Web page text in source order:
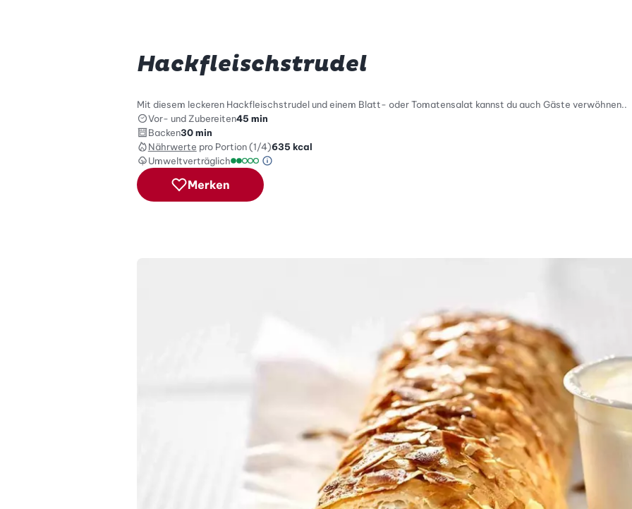
Hackfleischstrudel
Mit diesem leckeren Hackfleischstrudel und einem Blatt- oder Tomatensalat kannst du auch Gäste verwöhnen..
Vor- und Zubereiten45 min
Backen30 min
Nährwerte pro Portion (1/4)635 kcal
Umweltverträglich
Umweltverträglichkeitsskala: 2 von 5
Green Betty Skala Info
Merken